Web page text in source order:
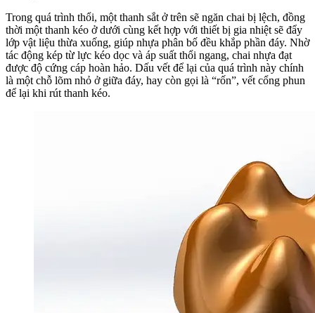
Trong quá trình thổi, một thanh sắt ở trên sẽ ngăn chai bị lệch, đồng
thời một thanh kéo ở dưới cùng kết hợp với thiết bị gia nhiệt sẽ đẩy
lớp vật liệu thừa xuống, giúp nhựa phân bố đều khắp phần đáy. Nhờ
tác động kép từ lực kéo dọc và áp suất thổi ngang, chai nhựa đạt
được độ cứng cáp hoàn hảo. Dấu vết để lại của quá trình này chính
là một chỗ lõm nhỏ ở giữa đáy, hay còn gọi là “rốn”, vết cổng phun
để lại khi rút thanh kéo.